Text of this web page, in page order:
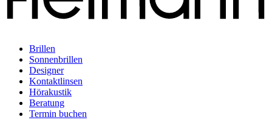
Brillen
Sonnenbrillen
Designer
Kontaktlinsen
Hörakustik
Beratung
Termin buchen